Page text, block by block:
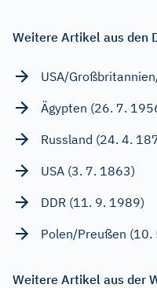
Weitere Artikel aus den
USA/
Ägypten (26. 7.
Russland (24. 4.
USA (3. 7. 1863)
DDR (11. 9. 1989)
Polen/Preußen (10.
Weitere Artikel aus der